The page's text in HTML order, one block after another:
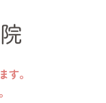
す。